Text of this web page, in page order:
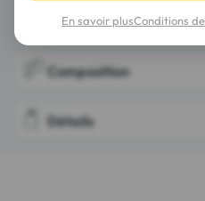
Conseils d'utilisation
Composition
Détails
En savoir plusConditions